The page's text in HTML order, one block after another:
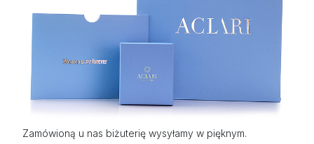
Zamówioną u nas biżuterię wysyłamy w pięknym.